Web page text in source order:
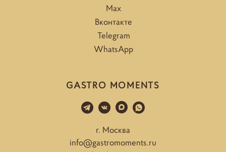
Max
Вконтакте
Telegram
WhatsApp
GASTRO MOMENTS
г. Москва
info@gastromoments.ru